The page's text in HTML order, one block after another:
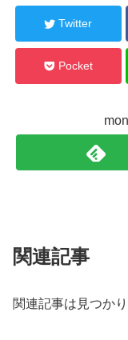
Twitter
Pocket
関連記事
関連記事は見つか